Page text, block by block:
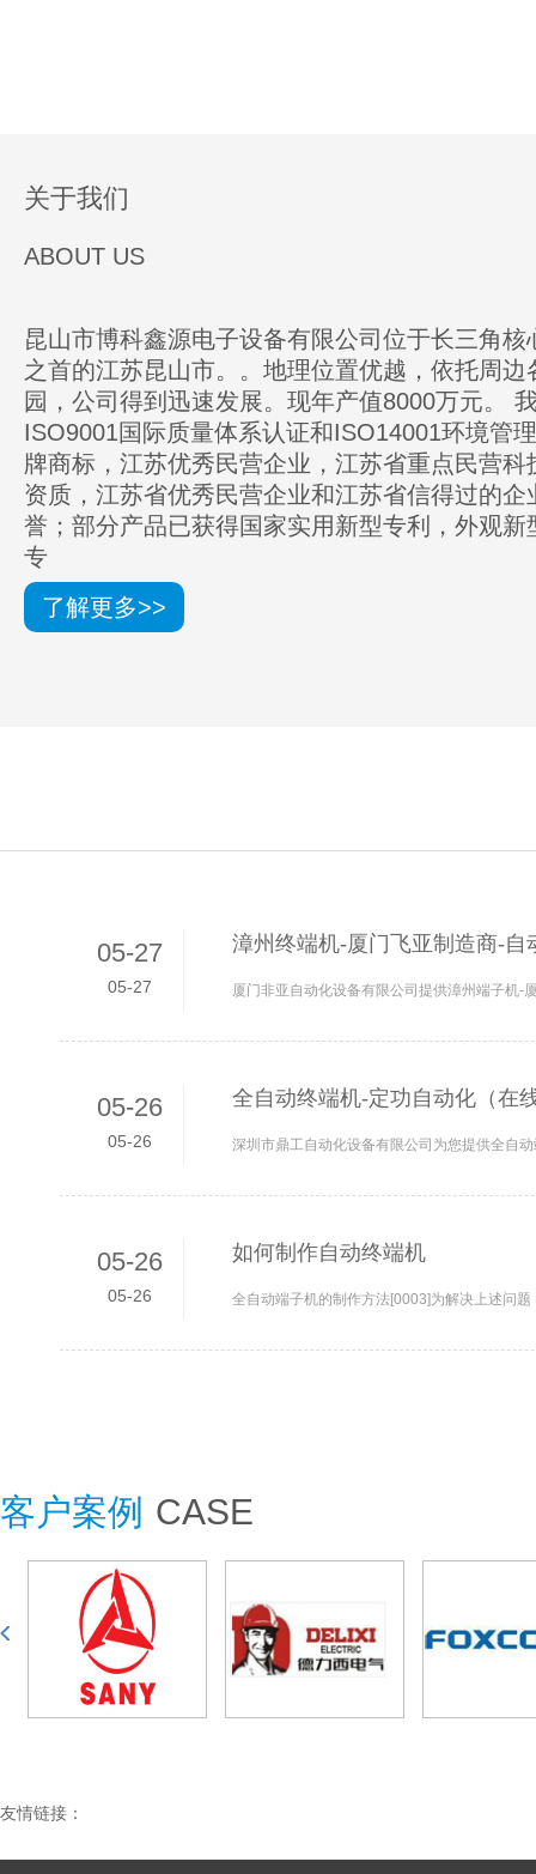
关于我们
ABOUT US
昆山市博科鑫源电子设备有限公司位于长三角核
之首的江苏昆山市。。地理位置优越，依托周边
园，公司得到迅速发展。现年产值8000万元。
ISO9001国际质量体系认证和ISO14001环境管
牌商标，江苏优秀民营企业，江苏省重点民营科
资质，江苏省优秀民营企业和江苏省信得过的企
誉；部分产品已获得国家实用新型专利，外观新
专
了解更多>>
05-27
05-27
漳州终端机-厦门飞亚制造商-自
05-26
05-26
全自动终端机-定功自动化（在
05-26
05-26
如何制作自动终端机
客户案例 CASE
友情链接：